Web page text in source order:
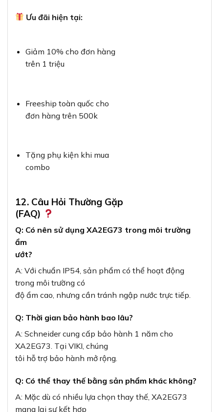
Ưu đãi hiện tại:
Giảm 10% cho đơn hàng
trên 1 triệu
Freeship toàn quốc cho
đơn hàng trên 500k
Tặng phụ kiện khi mua
combo
12. Câu Hỏi Thường Gặp
(FAQ)
Q: Có nên sử dụng XA2EG73 trong môi trường
ẩm
ướt?
A: Với chuẩn IP54, sản phẩm có thể hoạt động
trong môi trường có
độ ẩm cao, nhưng cần tránh ngập nước trực tiếp.
Q: Thời gian bảo hành bao lâu?
A: Schneider cung cấp bảo hành 1 năm cho
XA2EG73. Tại VIKI, chúng
tôi hỗ trợ bảo hành mở rộng.
Q: Có thể thay thế bằng sản phẩm khác không?
A: Mặc dù có nhiều lựa chọn thay thế, XA2EG73
mang lại sự kết hợp